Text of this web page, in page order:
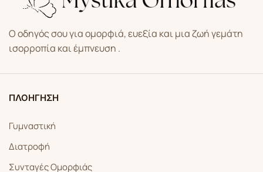
Ο οδηγός σου για ομορφιά, ευεξία και μια ζωή γεμάτη
ισορροπία και έμπνευση .
ΠΛΟΗΓΗΣΗ
Γυμναστική
Διατροφή
Συνταγές Ομορφιάς